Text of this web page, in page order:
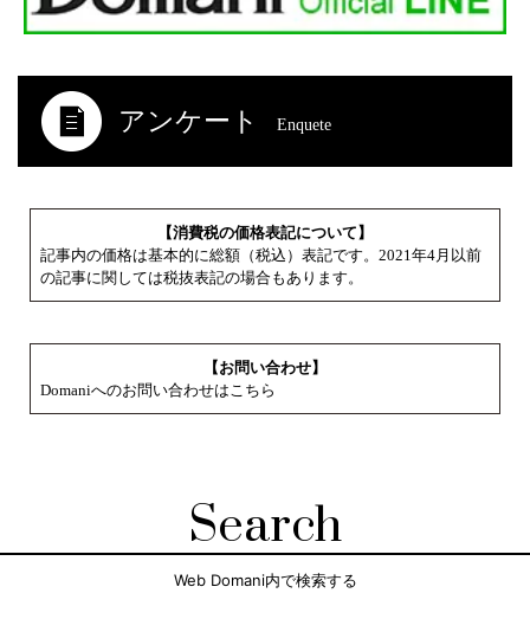
アンケート Enquete
【消費税の価格表記について】
記事内の価格は基本的に総額（税込）表記です。2021年4月以前
の記事に関しては税抜表記の場合もあります。
【お問い合わせ】
Domaniへのお問い合わせはこちら
Search
Web Domani内で検索する